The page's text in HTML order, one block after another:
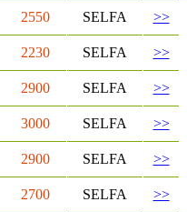
2550 SELFA
>>
2230 SELFA
>>
2900 SELFA
>>
3000 SELFA
>>
2900 SELFA
>>
2700 SELFA
>>